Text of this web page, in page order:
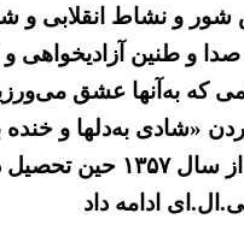
نشاط انقلابی و
و طنین آزادیخواهی
که به‌آنها عشق
«شادی به‌دلها و
مجاهد خلق
ادامه داد